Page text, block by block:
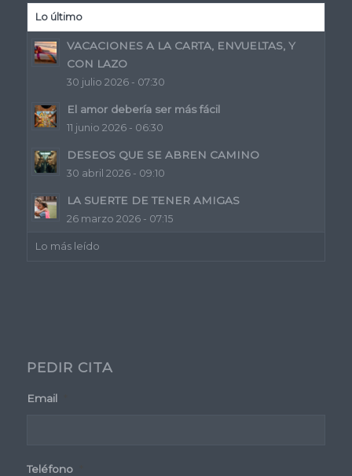
Lo último
VACACIONES A LA CARTA, ENVUELTAS, Y
CON LAZO
30 julio 2026 - 07:30
El amor debería ser más fácil
11 junio 2026 - 06:30
DESEOS QUE SE ABREN CAMINO
30 abril 2026 - 09:10
LA SUERTE DE TENER AMIGAS
26 marzo 2026 - 07:15
Lo más leído
PEDIR CITA
Email
Teléfono